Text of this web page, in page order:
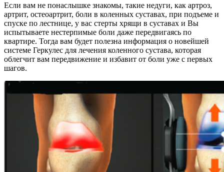
Если вам не понаслышке знакомы, такие недуги, как артроз,
артрит, остеоартрит, боли в коленных суставах, при подъеме и
спуске по лестнице, у вас стерты хрящи в суставах и Вы
испытываете нестерпимые боли даже передвигаясь по
квартире. Тогда вам будет полезна информация о новейшей
системе Геркулес для лечения коленного сустава, которая
облегчит вам передвижение и избавит от боли уже с первых
шагов.